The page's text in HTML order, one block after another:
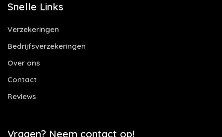
Snelle Links
Verzekeringen
Bedrijfsverzekeringen
Over ons
Contact
Reviews
Vragen? Neem contact op!